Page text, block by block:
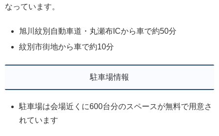
なっています。
旭川紋別自動車道・丸瀬布ICから車で約50分
紋別市街地から車で約10分
駐車場情報
駐車場は会場近くに600台分のスペースが無料で用意さ
れています